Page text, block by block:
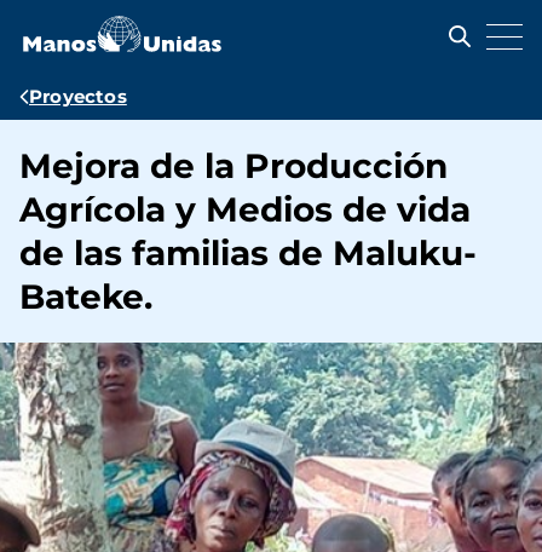
contenido
Ruta
navegación
Proyectos
Mejora de la Producción
Agrícola y Medios de vida
de las familias de Maluku-
Bateke.